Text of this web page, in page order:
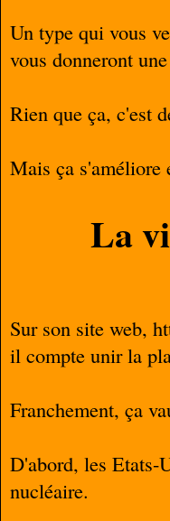
Un type qui vous
vous donneront
Rien que ça, c'est
Mais ça s'améliore
La
Sur son site web,
il compte unir la
Franchement, ça
D'abord, les Etats-
nucléaire.